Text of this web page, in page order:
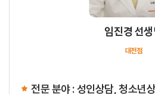
임진경 선생
대전점
전문 분야 : 성인상담, 청소년